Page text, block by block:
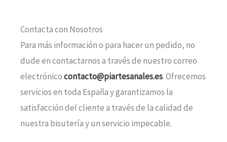
Contacta con Nosotros
Para más información o para hacer un pedido, no
dude en contactarnos a través de nuestro correo
electrónicocontacto@piartesanales.es. Ofrecemos
servicios en toda España y garantizamos la
satisfacción del cliente a través de la calidad de
nuestra bisutería y un servicio impecable.